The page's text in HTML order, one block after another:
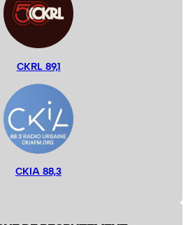
CKRL 89,1
CKIA 88,3